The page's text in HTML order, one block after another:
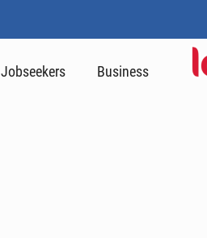
Jobseekers Business